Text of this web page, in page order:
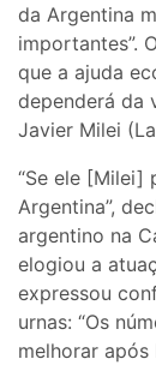
da Argentina
importantes”.
que a ajuda
dependerá da
Javier Milei
“Se ele [Milei]
Argentina”,
argentino na
elogiou a
expressou
urnas: “Os
melhorar após